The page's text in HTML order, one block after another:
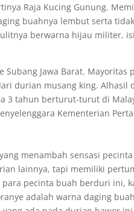
Raja Kucing Gunung.
buahnya lembut serta
berwarna hijau militer,
Jawa Barat. Mayoritas
durian musang king. Alhasil
3 tahun berturut-turut di
Kementerian
menambah sensasi
lainnya, tapi memiliki
pecinta buah berduri ini,
adalah warna daging